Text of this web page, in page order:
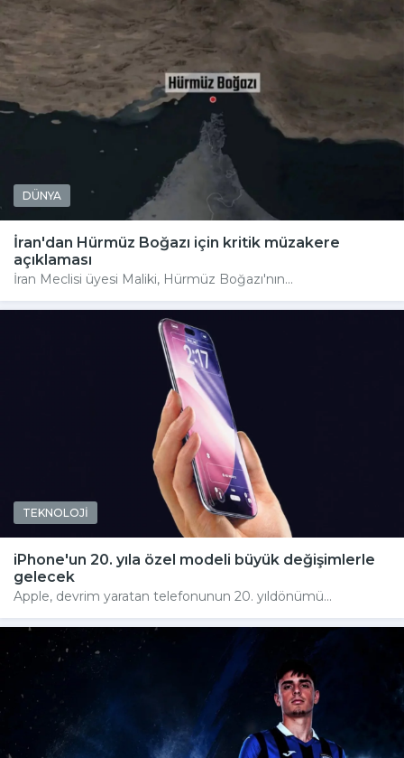
DÜNYA
İran'dan Hürmüz Boğazı için kritik müzakere
açıklaması
İran Meclisi üyesi Maliki, Hürmüz Boğazı'nın...
TEKNOLOJİ
iPhone'un 20. yıla özel modeli büyük değişimlerle
gelecek
Apple, devrim yaratan telefonunun 20. yıldönümü...